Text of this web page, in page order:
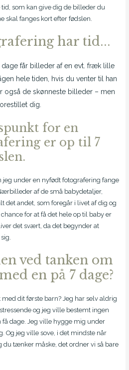
som kan give dig de billeder du
skal fanges kort efter fødslen.
har tid...
får billeder af en evt. fræk lille
hele tiden, hvis du venter til han
også de skønneste billeder – men
dig.
for en
er op til 7
jeg under en nyfødt fotografering fange
af de små babydetaljer,
det andet, som foregår i livet af dig og
for at få det hele op til baby er
det svært, da det begynder at
ved tanken om
en på 7 dage?
dit første barn? Jeg har selv aldrig
og jeg ville bestemt ingen
dage. Jeg ville hygge mig under
Og jeg ville sove, i det mindste når
du tænker måske, det ordner vi så bare